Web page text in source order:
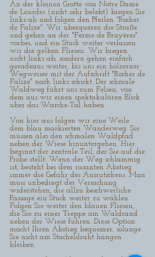
An der kleinen Grotte von Notre Dame
de Lourdes (nicht sehr belebt) biegen Sie
links ab und folgen den Pfeilen "Rocher
de Falize". Wir überqueren die Straße
und gehen an der "Ferme de Bruyères"
vorbei, und ein Stück weiter verlassen
wir die gelben Fliesen. Wir biegen
nicht links ab, sondern gehen einfach
geradeaus weiter, bis uns ein hölzerner
Wegweiser mit der Aufschrift "Rocher de
Falize" nach links schickt. Der schmale
Waldweg führt uns zum Felsen, von
dem aus wir einen spektakulären Blick
über das Warche-Tal haben.
Von hier aus folgen wir eine Weile
dem blau markierten Wanderweg: Sie
müssen also den schmalen Waldpfad
neben der Wiese hinuntergehen. Hier
beginnt der zentrale Teil, der Sie auf die
Probe stellt: Wenn der Weg schlammig
ist, besteht bei dem rasanten Abstieg
immer die Gefahr des Ausrutschens. Man
muss unbedingt der Versuchung
widerstehen, die allzu beschwerliche
Passage ein Stück weiter zu wählen.
Folgen Sie weiter den blauen Fliesen,
die Sie zu einer Treppe am Waldrand
neben der Wiese führen. Diese Option
macht Ihren Abstieg bequemer, solange
Sie nicht am Stacheldraht hängen
bleiben.